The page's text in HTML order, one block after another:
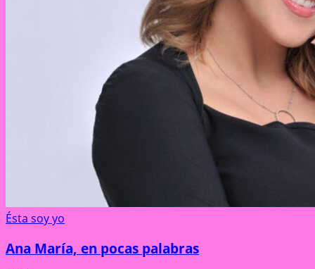
Ésta soy yo
Ana María, en pocas palabras